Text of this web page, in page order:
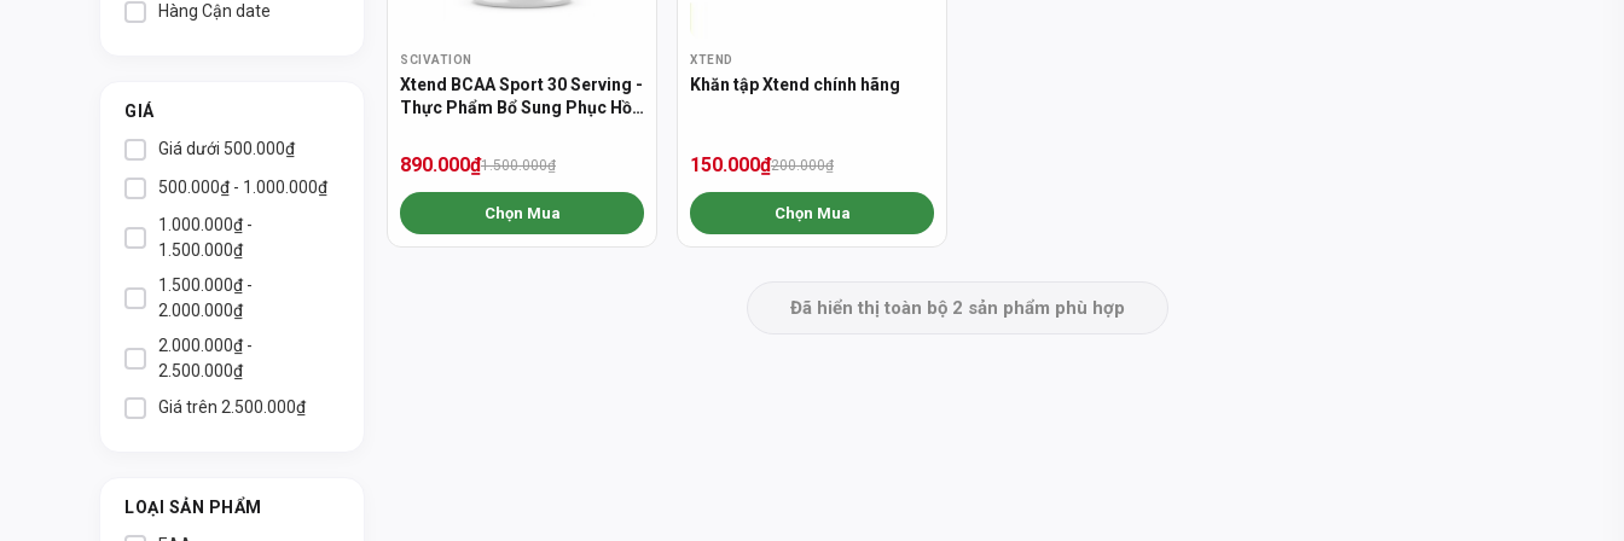
Hàng Cận date
GIÁ
Giá dưới 500.000₫
500.000₫ - 1.000.000₫
1.000.000₫ -
1.500.000₫
1.500.000₫ -
2.000.000₫
2.000.000₫ -
2.500.000₫
Giá trên 2.500.000₫
LOẠI SẢN PHẨM
SCIVATION
Xtend BCAA Sport 30 Serving -
Thực Phẩm Bổ Sung Phục Hồi
890.000₫1.500.000₫
Chọn Mua
XTEND
Khăn tập Xtend chính hãng
150.000₫200.000₫
Chọn Mua
Đã hiển thị toàn bộ 2 sản phẩm phù hợp